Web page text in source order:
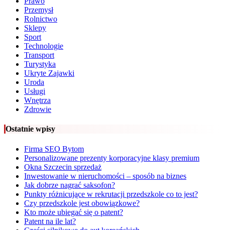
Przemysł
Rolnictwo
Sklepy
Sport
Technologie
Transport
Turystyka
Ukryte Zajawki
Uroda
Usługi
Wnętrza
Zdrowie
Ostatnie wpisy
Firma SEO Bytom
Personalizowane prezenty korporacyjne klasy premium
Okna Szczecin sprzedaż
Inwestowanie w nieruchomości – sposób na biznes
Jak dobrze nagrać saksofon?
Punkty różnicujące w rekrutacji przedszkole co to jest?
Czy przedszkole jest obowiązkowe?
Kto może ubiegać się o patent?
Patent na ile lat?